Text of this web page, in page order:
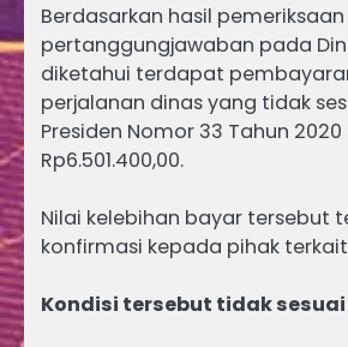
Berdasarkan hasil
pertanggungjawaban pada
diketahui terdapat
perjalanan dinas yang tidak
Presiden Nomor 33 Tahun
Rp6.501.400,00.
Nilai kelebihan bayar tersebut
konfirmasi kepada pihak
Kondisi tersebut tidak